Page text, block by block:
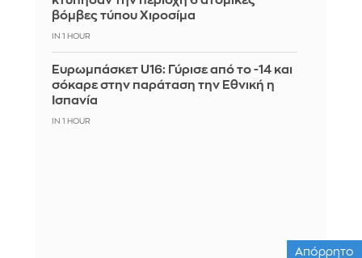
βόμβες τύπου Χιροσίμα
IN 1 HOUR
Ευρωμπάσκετ U16: Γύρισε από το -14 και
σόκαρε στην παράταση την Εθνική η
Ισπανία
IN 1 HOUR
Απόρρητο